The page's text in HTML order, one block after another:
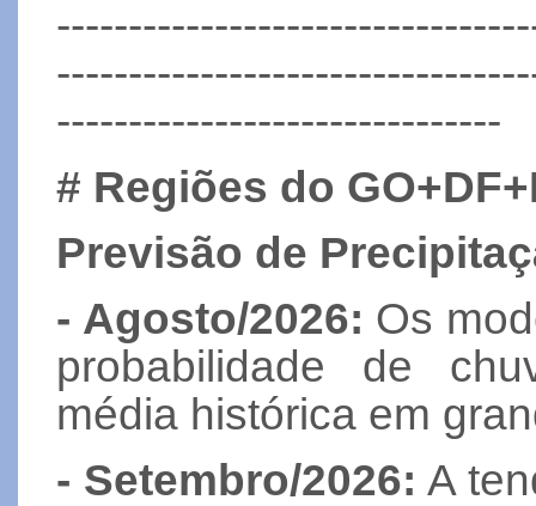
-------------------------------
# Regiões do
Previsão de
- Agosto/2026: Os
probabilidade de
média histórica em
- Setembro/2026: A